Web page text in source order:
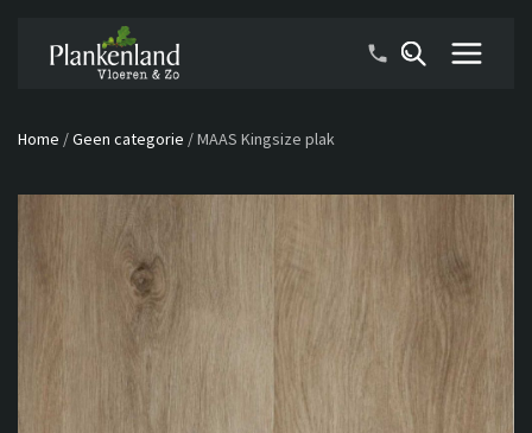
Home /Geen categorie /MAAS Kingsize plak